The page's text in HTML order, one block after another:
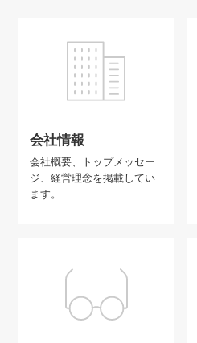
会社情報
会社概要、トップメッセー
ジ、経営理念を掲載してい
ます。